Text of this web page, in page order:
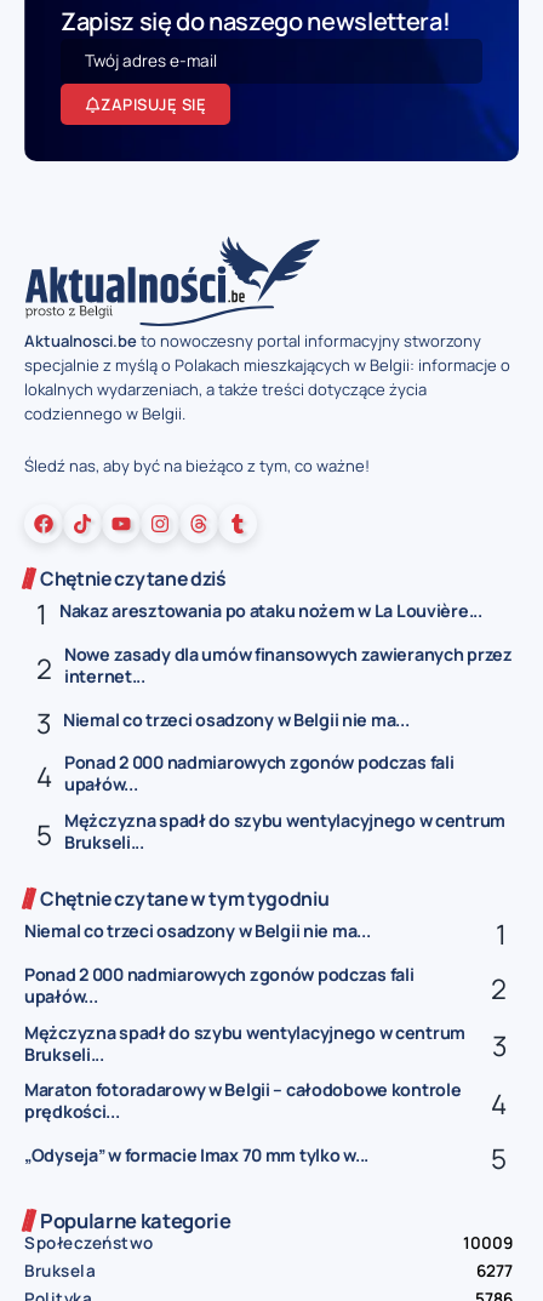
Zapisz się do naszego newslettera!
ZAPISUJĘ SIĘ
Aktualnosci.beto nowoczesny portal informacyjny stworzony
specjalnie z myślą o Polakach mieszkających w Belgii: informacje o
lokalnych wydarzeniach, a także treści dotyczące życia
codziennego w Belgii.
Śledź nas, aby być na bieżąco z tym, co ważne!
Chętnie czytane dziś
Nakaz aresztowania po ataku nożem w La Louvière...
Nowe zasady dla umów finansowych zawieranych przez
internet...
Niemal co trzeci osadzony w Belgii nie ma...
Ponad 2 000 nadmiarowych zgonów podczas fali
upałów...
Mężczyzna spadł do szybu wentylacyjnego w centrum
Brukseli...
Chętnie czytane w tym tygodniu
Niemal co trzeci osadzony w Belgii nie ma...
Ponad 2 000 nadmiarowych zgonów podczas fali
upałów...
Mężczyzna spadł do szybu wentylacyjnego w centrum
Brukseli...
Maraton fotoradarowy w Belgii – całodobowe kontrole
prędkości...
„Odyseja” w formacie Imax 70 mm tylko w...
Popularne kategorie
Społeczeństwo
10009
Bruksela
6277